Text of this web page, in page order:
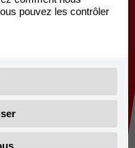
pouvez les contrôler